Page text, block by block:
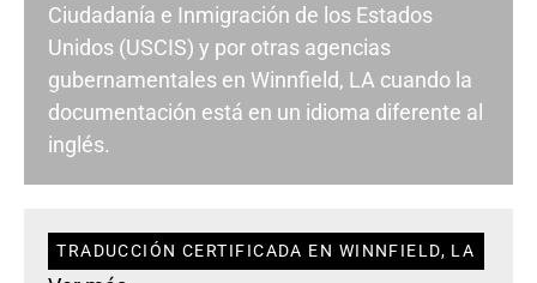
Ciudadanía e Inmigración de los Estados
Unidos (USCIS) y por otras agencias
gubernamentales en Winnfield, LA cuando la
documentación está en un idioma diferente al
inglés.
TRADUCCIÓN CERTIFICADA EN WINNFIELD, LA